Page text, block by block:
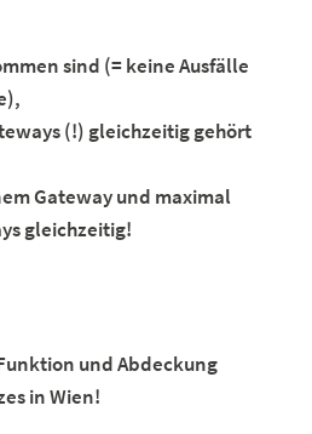
sind (= keine Ausfälle
(!) gleichzeitig gehört
Gateway und maximal
gleichzeitig!
und Abdeckung
in Wien!